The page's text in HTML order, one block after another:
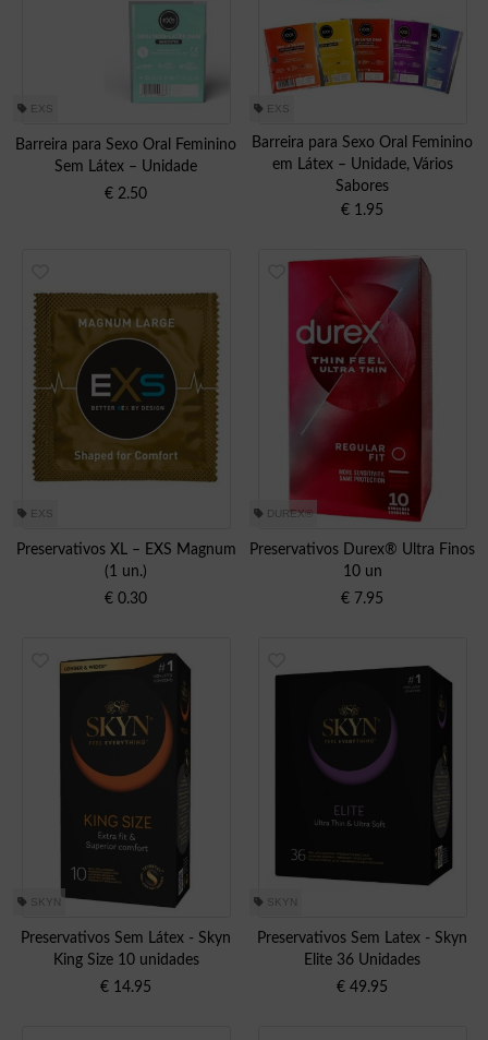
EXS
Barreira para Sexo Oral Feminino
Sem Látex – Unidade
€ 2.50
EXS
Barreira para Sexo Oral Feminino
em Látex – Unidade, Vários
Sabores
€ 1.95
EXS
Preservativos XL – EXS Magnum
(1 un.)
€ 0.30
DUREX®
Preservativos Durex® Ultra Finos
10 un
€ 7.95
SKYN
Preservativos Sem Látex - Skyn
King Size 10 unidades
€ 14.95
SKYN
Preservativos Sem Latex - Skyn
Elite 36 Unidades
€ 49.95